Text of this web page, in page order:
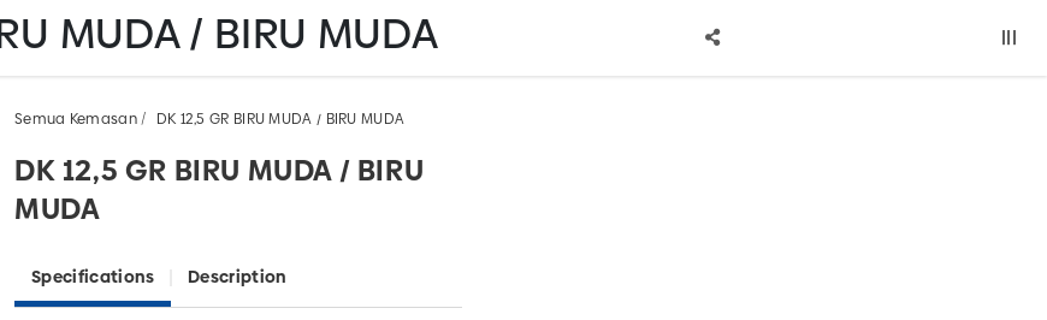
MUDA / BIRU MUDA
Semua Kemasan DK 12,5 GR BIRU MUDA / BIRU MUDA
DK 12,5 GR BIRU MUDA / BIRU
MUDA
Specifications Description